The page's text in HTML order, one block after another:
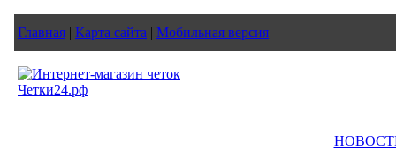
Главная | Карта сайта | Мобильная версия